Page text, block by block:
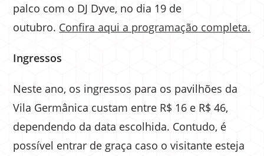
palco com o DJ Dyve, no dia 19 de
outubro. Confira aqui a programação completa.
Ingressos
Neste ano, os ingressos para os pavilhões da
Vila Germânica custam entre R$ 16 e R$ 46,
dependendo da data escolhida. Contudo, é
possível entrar de graça caso o visitante esteja